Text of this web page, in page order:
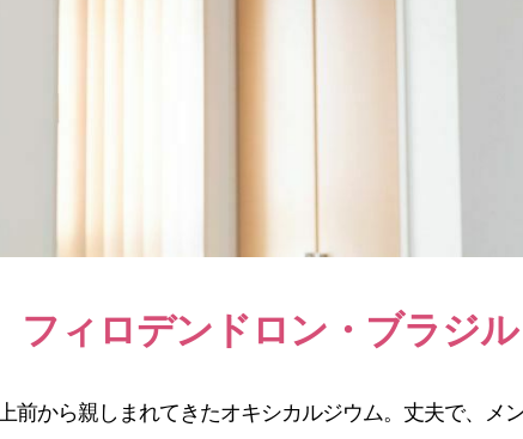
フィロデンドロン・ブラジル
前から親しまれてきたオキシカルジウム。丈夫で、メ